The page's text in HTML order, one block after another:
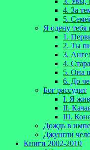
4. За
5.
Я одену тебя
1.
2. Ты
3.
4.
5. Она
6. До
Бог рассудит
I. Я
II.
III.
Дождь в
Джунгли
Книги 2002-2010